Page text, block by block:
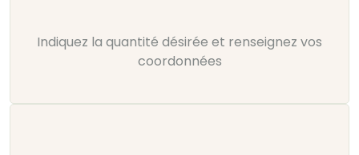
Indiquez la quantité désirée et renseignez vos
coordonnées